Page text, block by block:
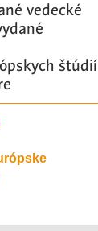
vedecké
štúdií